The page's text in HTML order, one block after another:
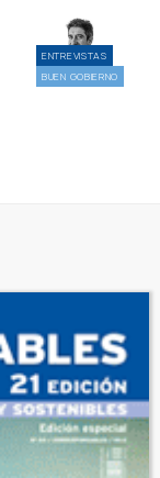
ENTREVISTAS
BUEN GOBIERNO